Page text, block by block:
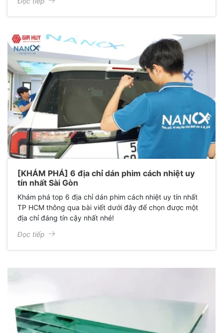
điện tái tạo tại nước ta.
[KHÁM PHÁ] 6 địa chỉ dán phim cách nhiệt uy
tín nhất Sài Gòn
Khám phá top 6 địa chỉ dán phim cách nhiệt uy tín nhất
TP HCM thông qua bài viết dưới đây để chọn được một
địa chỉ đáng tín cậy nhất nhé!
Đọc tiếp